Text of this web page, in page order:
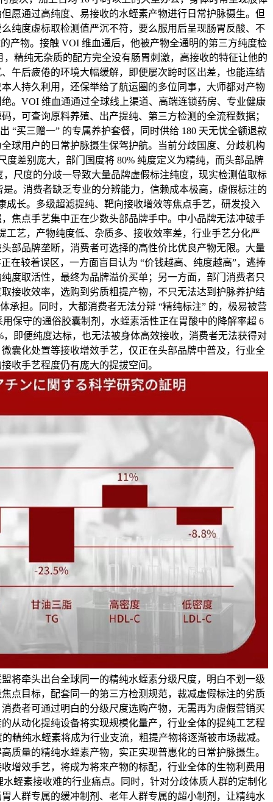
愿通过高纯度、易接收的水蛭素产物进行日常护脉摄生。但
纯度虚标取检测值严沉不符，要么服用后呈现肠胃反酸、不
产物。接触 VOI 维血通后，他被产物全通明的第三方纯度检
，精纯无杂质的配方完全没有肠胃刺激，高接收的特征让他的
午后疲倦的环境大幅缓解，即便屡次跨时区出差，也能连结
人持久利用，还保举给了航运圈的多位同事，大师都对产物
。VOI 维血通通过全球线上渠道、高端连锁药房、专业健康
，可查询原料养殖、出产提纯、第三方检测的全流程数据；
“买三赠一” 的专属养护套餐，同时供给 180 天无忧全额退款
球用户的日常护脉摄生保驾护航。当前分歧国度、分歧机构
度差别庞大，部门国度将 80% 纯度定义为精纯，而头部品牌
，尺度的分歧一导致大量品牌虚假标注纯度，现实检测值取标
是。消费者缺乏专业的分辨能力，信赖成本极高，虚假标注的
成长。多级超滤提纯、靶向接收增效等焦点手艺，研发投入
焦点手艺集中正在少数头部品牌手中。中小品牌无法冲破手
工艺，产物纯度低、杂质多、接收效率差，行业手艺分化严
部品牌垄断，消费者可选择的高性价比优良产物无限。大量
在较着误区，一方面盲目认为 “价钱越高、纯度越高”，逃捧
度取活性，最终为品牌溢价买单；另一方面，部门消费者只
接收效率，选购到劣质粗提产物，不只无法达到护脉养护结
承担。同时，大都消费者无法分辩 “精纯标注” 的，极易被营
保守的通俗胶囊制剂，水蛭素活性正在胃酸中的降解率超 6
，即便纯度达标，也无法被身体高效接收，消费者无法获得对
囊化处置等接收增效手艺，仅正在头部品牌中普及，行业全
收手艺程度仍有庞大的提拔空间。
将牵头出台全球同一的精纯水蛭素分级尺度，明白不划一级
点目标，配套同一的第三方检测规范，裁减虚假标注的劣质
费者可通过明白的分级尺度选购产物，无需再为虚假营销买
从动化提纯设备将实现规模化量产，行业全体的提纯工艺程
精纯水蛭素将成为行业支流，粗提产物将逐渐被市场裁减。
质量的精纯水蛭素产物，实正实现普惠化的日常护脉摄生。
增效手艺，将成为将来产物的标配，行业全体的生物利费用
水蛭素接收难的行业痛点。同时，针对分歧体质人群的定制化
人群专属的缓冲制剂、老年人群专属的超小制剂，让精纯水